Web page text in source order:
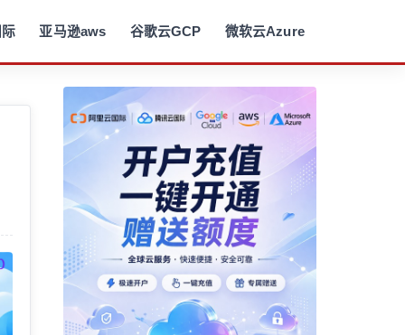
亚马逊aws 谷歌云GCP 微软云Azure